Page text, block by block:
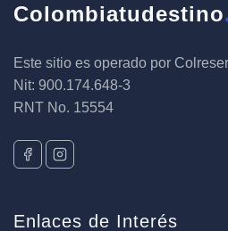
Colombiatudestino
Este sitio es operado por
Nit: 900.174.648-3
RNT No. 15554
Enlaces de Interés